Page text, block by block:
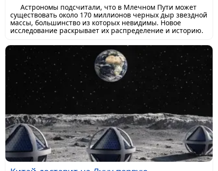
Астрономы подсчитали, что в Млечном Пути может
существовать около 170 миллионов черных дыр звездной
массы, большинство из которых невидимы. Новое
исследование раскрывает их распределение и историю.